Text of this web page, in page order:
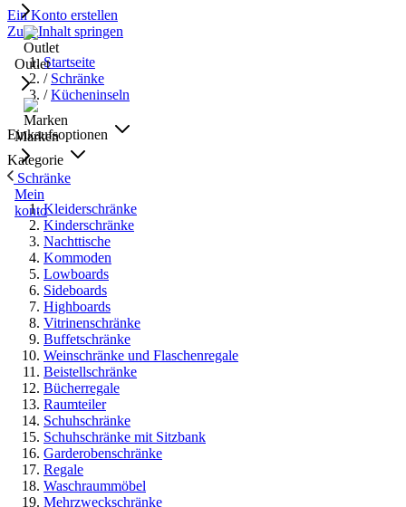
Outlet
Marken
Mein
konto
Ein Konto erstellen
Zum Inhalt springen
Startseite
/ Schränke
/ Kücheninseln
Einkaufsoptionen
Kategorie
Schränke
Kleiderschränke
Kinderschränke
Nachttische
Kommoden
Lowboards
Sideboards
Highboards
Vitrinenschränke
Buffetschränke
Weinschränke und Flaschenregale
Beistellschränke
Bücherregale
Raumteiler
Schuhschränke
Schuhschränke mit Sitzbank
Garderobenschränke
Regale
Waschraummöbel
Mehrzweckschränke